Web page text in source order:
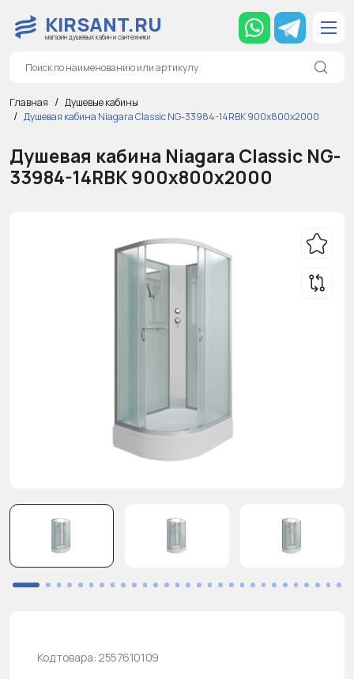
KIRSANT.RU
магазин душевых кабин и сантехники
Главная
Душевые кабины
Душевая кабина Niagara Classic NG-33984-14RBK 900х800х2000
Душевая кабина Niagara Classic NG-
33984-14RBK 900х800х2000
Код товара: 2557610109